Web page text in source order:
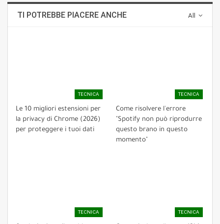
All
TI POTREBBE PIACERE ANCHE
TECNICA
Le 10 migliori estensioni per
la privacy di Chrome (2026)
per proteggere i tuoi dati
TECNICA
Come risolvere l'errore
"Spotify non può riprodurre
questo brano in questo
momento"
TECNICA TECNICA